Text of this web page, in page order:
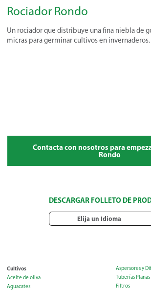
Rociador Rondo
Un rociador que distribuye una fina niebla de
micras para germinar cultivos en invernaderos.
Contacta con nosotros para
Rondo
DESCARGAR FOLLETO DE
Elija un Idioma
Cultivos
Aceite de oliva
Aguacates
Aspersores y
Tuberías Planas
Filtros